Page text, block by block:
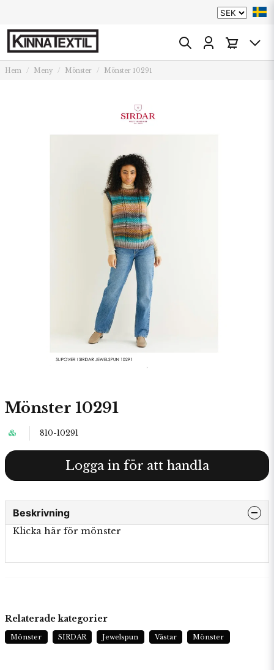
Hem Meny Mönster Mönster 10291
Mönster 10291
810-10291
Logga in för att handla
Beskrivning
Klicka här för mönster
Relaterade kategorier
Mönster SIRDAR Jewelspun Västar Mönster